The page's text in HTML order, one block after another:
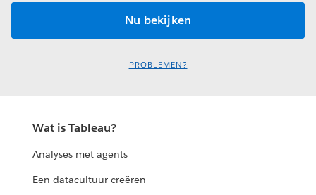
PROBLEMEN?
Wat is Tableau?
Analyses met agents
Een datacultuur creëren